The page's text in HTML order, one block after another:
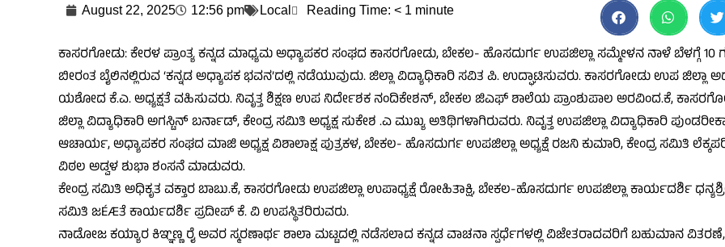
August 22, 2025 12:56 pm Local Reading Time: < 1 minute
ಕಾಸರಗೋಡು: ಕೇರಳ ಪ್ರಾಂತ್ಯ ಕನ್ನಡ ಮಾಧ್ಯಮ ಅಧ್ಯಾಪಕರ ಸಂಘದ ಕಾಸರಗೋಡು, ಬೇಕಲ- ಹೊಸದುರ್ಗ ಉಪಜಿಲ್ಲಾ ಸಮ್ಮೇಳನ ನಾಳೆ ಬೆಳಗ್ಗೆ 10
ಬೀರಂತ ಬೈಲಿನಲ್ಲಿರುವ ‘ಕನ್ನಡ ಅಧ್ಯಾಪಕ ಭವನ’ದಲ್ಲಿ ನಡೆಯುವುದು. ಜಿಲ್ಲಾ ವಿದ್ಯಾಧಿಕಾರಿ ಸವಿತ ಪಿ. ಉದ್ಘಾಟಿಸುವರು. ಕಾಸರಗೋಡು ಉಪ ಜಿಲ್ಲಾ
ಯಶೋದ ಕೆ.ಎ. ಅಧ್ಯಕ್ಷತೆ ವಹಿಸುವರು. ನಿವೃತ್ತ ಶಿಕ್ಷಣ ಉಪ ನಿರ್ದೇಶಕ ನಂದಿಕೇಶನ್, ಬೇಕಲ ಜಿಎಫ್ ಶಾಲೆಯ ಪ್ರಾಂಶುಪಾಲ ಅರವಿಂದ.ಕೆ,
ಜಿಲ್ಲಾ ವಿದ್ಯಾಧಿಕಾರಿ ಅಗಸ್ಟಿನ್ ಬರ್ನಾಡ್, ಕೇಂದ್ರ ಸಮಿತಿ ಅಧ್ಯಕ್ಷ ಸುಕೇಶ .ಎ ಮುಖ್ಯ ಅತಿಥಿಗಳಾಗಿರುವರು. ನಿವೃತ್ತ ಉಪಜಿಲ್ಲಾ ವಿದ್ಯಾಧಿಕಾರಿ
ಆಚಾರ್ಯ, ಅಧ್ಯಾಪಕರ ಸಂಘದ ಮಾಜಿ ಅಧ್ಯಕ್ಷ ವಿಶಾಲಾಕ್ಷ ಪುತ್ರಕಳ, ಬೇಕಲ- ಹೊಸದುರ್ಗ ಉಪಜಿಲ್ಲಾ ಅಧ್ಯಕ್ಷೆ ರಜನಿ ಕುಮಾರಿ, ಕೇಂದ್ರ ಸಮಿತಿ
ವಿಠಲ ಅಡ್ವಳ ಶುಭಾ ಶಂಸನೆ ಮಾಡುವರು.
ಕೇಂದ್ರ ಸಮಿತಿ ಅಧಿಕೃತ ವಕ್ತಾರ ಬಾಬು.ಕೆ, ಕಾಸರಗೋಡು ಉಪಜಿಲ್ಲಾ ಉಪಾಧ್ಯಕ್ಷೆ ರೋಹಿತಾಕ್ಷಿ, ಬೇಕಲ-ಹೊಸದುರ್ಗ ಉಪಜಿಲ್ಲಾ ಕಾರ್ಯದರ್ಶಿ
ಸಮಿತಿ ಜÉÆತೆ ಕಾರ್ಯದರ್ಶಿ ಪ್ರದೀಪ್ ಕೆ. ವಿ ಉಪಸ್ಥಿತರಿರುವರು.
ನಾಡೋಜ ಕಯ್ಯಾರ ಕಿಞ್ಞಣ್ಣ ರೈ ಅವರ ಸ್ಮರಣಾರ್ಥ ಶಾಲಾ ಮಟ್ಟದಲ್ಲಿ ನಡೆಸಲಾದ ಕನ್ನಡ ವಾಚನಾ ಸ್ಪರ್ಧೆಗಳಲ್ಲಿ ವಿಜೇತರಾದವರಿಗೆ ಬಹುಮಾನ